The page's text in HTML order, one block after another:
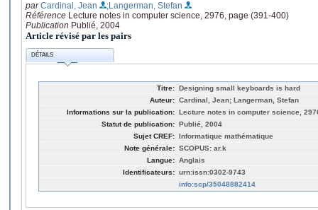
parCardinal, Jean
;Langerman, Stefan
Référence Lecture notes in computer science, 2976, page (391-400)
Publication Publié, 2004
Article révisé par les pairs
DÉTAILS
Titre: Designing small keyboards is hard
Auteur: Cardinal, Jean; Langerman, Stefan
Informations sur la publication: Lecture notes in computer science,
Statut de publication: Publié, 2004
Sujet CREF: Informatique mathématique
Note générale: SCOPUS: ar.k
Langue: Anglais
Identificateurs: urn:issn:0302-9743
info:scp/35048882414